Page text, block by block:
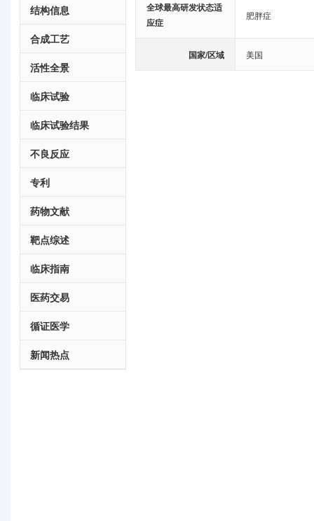
结构信息
合成工艺
活性全景
临床试验
临床试验结果
不良反应
专利
药物文献
靶点综述
临床指南
医药交易
循证医学
新闻热点
全球最高研发状态适
应症
肥胖症
国家/区域 美国